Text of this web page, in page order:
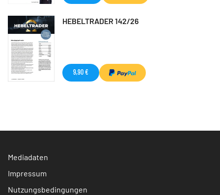
HEBELTRADER 142/26
9,90 €
Mediadaten
Impressum
Nutzungsbedingungen